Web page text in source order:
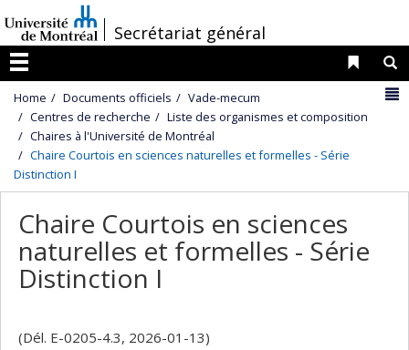
au
contenu
/
Secrétariat général
Menu
Liens
Home Documents officiels
Vade-mecum
Centres de recherche
Liste des organismes et composition
Chaires à l'Université de Montréal
Chaire Courtois en sciences naturelles et formelles - Série
Distinction I
Chaire Courtois en sciences
naturelles et formelles - Série
Distinction I
(Dél. E-0205-4.3, 2026-01-13)